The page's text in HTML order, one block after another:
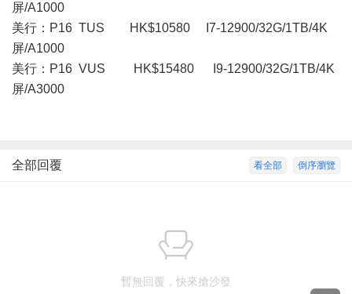
屏/A1000
美行：P16 TUS HK$10580 I7-12900/32G/1TB/4K
屏/A1000
美行： P16 VUS HK$15480 I9-12900/32G/1TB/4K
屏/A3000
倒序瀏覽
看全部
全部回覆
暫無回覆，快來搶沙發